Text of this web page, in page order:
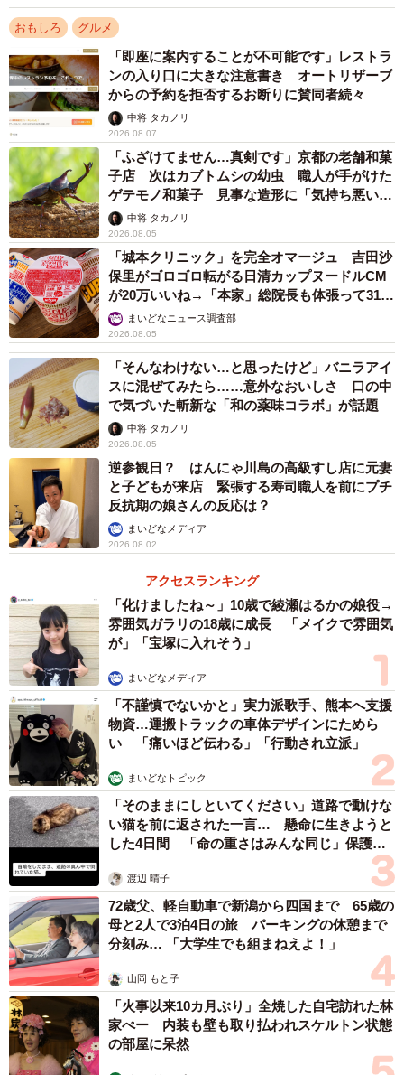
歌詞が書かれていたのは、マクドナルドにまつわる豆知識
が盛り込まれた「マクドナルドかるた」の「う」の絵札で
した。読み札は「歌っちゃおう お店に行くとき ばだっ
ばっばっばー♪」。絵札の裏面には「テレビコマーシャルで
おなじみの歌だね。歌ってみたら、気分はすっかりマクド
ナルド！」と解説があります。
「マクドナルドかるた」の読み札（左）にも確かに「ばだっばっばっば
ー♪」と書かれています。右が絵札（提供画像）
「ばだっばっばっばー♪」はオフィシャルな読み方なのでし
ょうか？マクドナルドの回答は以下の通りでした。
「グローバルの公式の歌詞は『ばだっばっばっばー』です
が、CMではマクドナルドらしさに加えて、ワクワク感や楽
しさをお届けするため、それぞれの商品やプロモーション
の世界観に合わせて柔軟に変えています」
やはり「ばだっばっばっばー」が公式の歌詞だと言いま
す。一方で、軽やかさや胸躍るリズム感を生み出すため、
「たらったったったー♪」「ぱらっぱっぱっぱー♪」という
歌い方も共存し得るといいます。
◇ ◇
意外な公式見解でしたが、「たらったったったー♪」も「ぱ
らっぱっぱっぱー♪」も否定しない柔軟なプロモーションの
結果、多様なフレーズが生まれたようです。これからもCM
のように楽しく、自由に歌っていきましょう。
私「マクドナルドの歌ってさー」
旦那「うん」
私「たらったったったー♪」
おもしろ グルメ
「即座に案内することが不可能です」レストラ
ンの入り口に大きな注意書き オートリザーブ
からの予約を拒否するお断りに賛同者続々
中将 タカノリ
2026.08.07
「ふざけてません…真剣です」京都の老舗和菓
子店 次はカブトムシの幼虫 職人が手がけた
ゲテモノ和菓子 見事な造形に「気持ち悪いく
らいリアル」
中将 タカノリ
2026.08.05
「城本クリニック」を完全オマージュ 吉田沙
保里がゴロゴロ転がる日清カップヌードルCM
が20万いいね→「本家」総院長も体張って31万
いいねまいどなニュース調査部
2026.08.05
「そんなわけない…と思ったけど」バニラアイ
スに混ぜてみたら……意外なおいしさ 口の中
で気づいた斬新な「和の薬味コラボ」が話題
中将 タカノリ
2026.08.05
逆参観日？ はんにゃ川島の高級すし店に元妻
と子どもが来店 緊張する寿司職人を前にプチ
反抗期の娘さんの反応は？
まいどなメディア
2026.08.02
アクセスランキング
「化けましたね～」10歳で綾瀬はるかの娘役→
雰囲気ガラリの18歳に成長 「メイクで雰囲気
が」「宝塚に入れそう」
まいどなメディア
「不謹慎でないかと」実力派歌手、熊本へ支援
物資…運搬トラックの車体デザインにためら
い 「痛いほど伝わる」「行動され立派」
まいどなトピック
「そのままにしといてください」道路で動けな
い猫を前に返された一言… 懸命に生きようと
した4日間 「命の重さはみんな同じ」保護団
渡辺 晴子
72歳父、軽自動車で新潟から四国まで 65歳の
母と2人で3泊4日の旅 パーキングの休憩まで
分刻み… 「大学生でも組まねえよ！」
山岡 もと子
「火事以来10カ月ぶり」全焼した自宅訪れた林
家ぺー 内装も壁も取り払われスケルトン状態
の部屋に呆然